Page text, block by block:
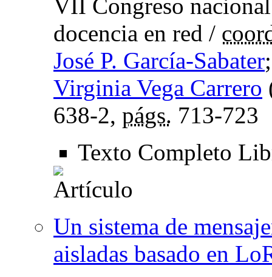
VII Congreso
docencia en red /
José P. García-Sabater
Virginia Vega Carrero
638-2, págs. 713-723
Texto Completo
Un sistema de
aisladas basado en